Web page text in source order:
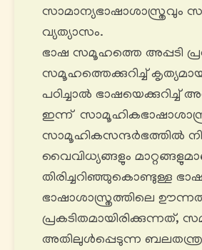
സാമാന്യഭാഷാശാസ്ത്രവും
വ്യത്യാസം.
ഭാഷ സമൂഹത്തെ അപ്പടി
സമൂഹത്തെക്കുറിച്ച്
പഠിച്ചാൽ
ഇന്ന്
സാമൂഹികസന്ദർഭത്തിൽ
വൈവിധ്യങ്ങളും
തിരിച്ചറിഞ്ഞുകൊണ്ടുള്ള
ഭാഷാശാസ്ത്രത്തിലെ
പ്രകടിതമായിരിക്കുന്നത്,
അതിലുൾപ്പെടുന്ന